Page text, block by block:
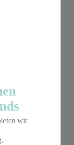
wir